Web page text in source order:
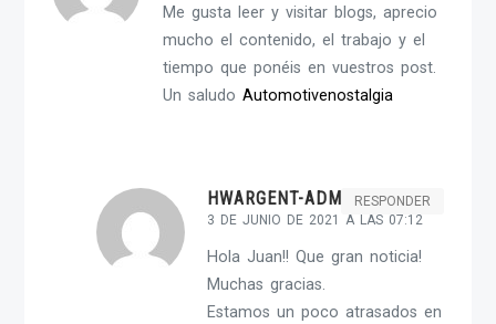
Me gusta leer y visitar blogs, aprecio
mucho el contenido, el trabajo y el
tiempo que ponéis en vuestros post.
Un saludoAutomotivenostalgia
HWARGENT-ADMIN
3 DE JUNIO DE 2021 A LAS 07:12
RESPONDER
Hola Juan!! Que gran noticia!
Muchas gracias.
Estamos un poco atrasados en